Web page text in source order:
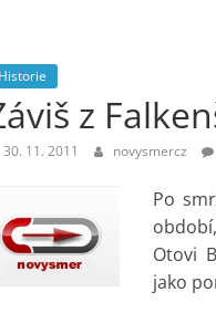
Historie
z
30. 11. 2011 novysmercz
Po
Otovi
jako